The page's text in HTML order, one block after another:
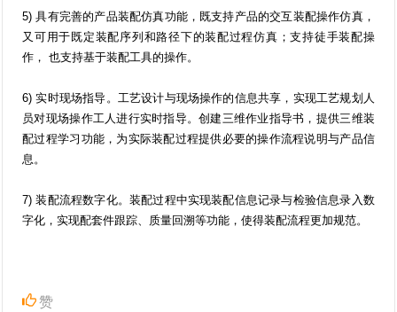
5) 具有完善的产品装配仿真功能，既支持产品的交互装配操作仿真，
又可用于既定装配序列和路径下的装配过程仿真；支持徒手装配操
作， 也支持基于装配工具的操作。
6) 实时现场指导。工艺设计与现场操作的信息共享，实现工艺规划人
员对现场操作工人进行实时指导。创建三维作业指导书，提供三维装
配过程学习功能，为实际装配过程提供必要的操作流程说明与产品信
息。
7) 装配流程数字化。装配过程中实现装配信息记录与检验信息录入数
字化，实现配套件跟踪、质量回溯等功能，使得装配流程更加规范。
赞